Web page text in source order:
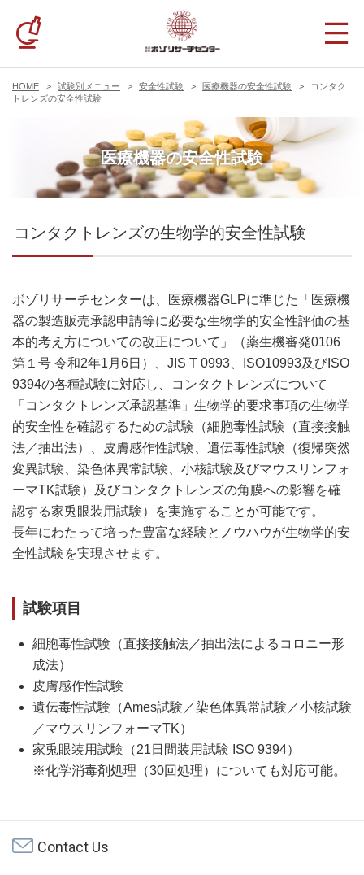
HOME 試験別メニュー 安全性試験 医療機器の安全性試験
コンタク
トレンズの安全性試験
医療機器の安全性試験
コンタクトレンズの生物学的安全性試験
ボゾリサーチセンターは、医療機器GLPに準じた「医療機
器の製造販売承認申請等に必要な生物学的安全性評価の基
本的考え方についての改正について」（薬生機審発0106
第１号 令和2年1月6日）、JIS T 0993、ISO10993及びISO
9394の各種試験に対応し、コンタクトレンズについて
「コンタクトレンズ承認基準」生物学的要求事項の生物学
的安全性を確認するための試験（細胞毒性試験（直接接触
法／抽出法）、皮膚感作性試験、遺伝毒性試験（復帰突然
変異試験、染色体異常試験、小核試験及びマウスリンフォ
ーマTK試験）及びコンタクトレンズの角膜への影響を確
認する家兎眼装用試験）を実施することが可能です。
長年にわたって培った豊富な経験とノウハウが生物学的安
全性試験を実現させます。
試験項目
細胞毒性試験（直接接触法／抽出法によるコロニー形
成法）
皮膚感作性試験
遺伝毒性試験（Ames試験／染色体異常試験／小核試験
／マウスリンフォーマTK）
家兎眼装用試験（21日間装用試験 ISO 9394）
※化学消毒剤処理（30回処理）についても対応可能。
Contact Us